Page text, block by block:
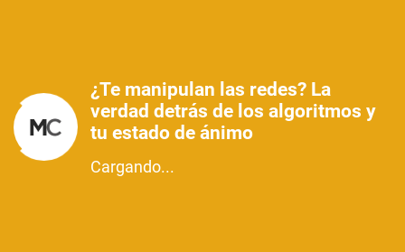
¿Te manipulan las redes? La
verdad detrás de los algoritmos y
tu estado de ánimo
Cargando...